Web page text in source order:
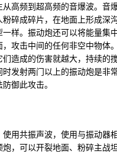
高频到超高频的音爆波。音
碎成碎片，在地面上形成深
样。振动炮还可以将能量集
攻击中间的任何非空中物体
造成的伤害就越大，持续的
发射两门以上的振动炮是非
御此攻击。
用共振声波，使用与振动器
，可以开裂地面、粉碎主战